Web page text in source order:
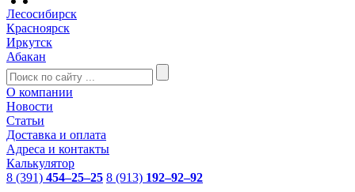
Лесосибирск
Красноярск
Иркутск
Абакан
О компании
Новости
Статьи
Доставка и оплата
Адреса и контакты
Калькулятор
8 (391) 454–25–25 8 (913) 192–92–92